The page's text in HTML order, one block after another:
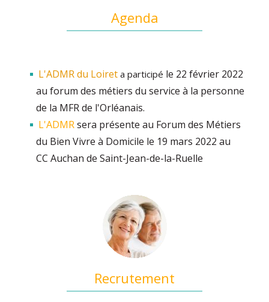
Agenda
L'ADMR du Loiret a participé le 22 février 2022
au forum des métiers du service à la personne
de la MFR de l'Orléanais.
L'ADMRsera présente au Forum des Métiers
du Bien Vivre à Domicile le 19 mars 2022 au
CC Auchan de Saint-Jean-de-la-Ruelle
Recrutement